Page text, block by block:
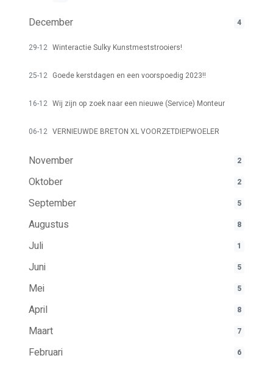
December 4
29-12 Winteractie Sulky Kunstmeststrooiers!
25-12 Goede kerstdagen en een voorspoedig 2023!!
16-12 Wij zijn op zoek naar een nieuwe (Service) Monteur
06-12 VERNIEUWDE BRETON XL VOORZETDIEPWOELER
November 2
Oktober 2
September 5
Augustus 8
Juli 1
Juni 5
Mei 5
April 8
Maart 7
Februari 6